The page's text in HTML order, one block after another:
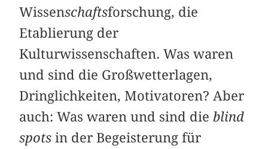
Wissenschaftsforschung, die
Etablierung der
Kulturwissenschaften. Was waren
und sind die Großwetterlagen,
Dringlichkeiten, Motivatoren? Aber
auch: Was waren und sind dieblind
spots in der Begeisterung für